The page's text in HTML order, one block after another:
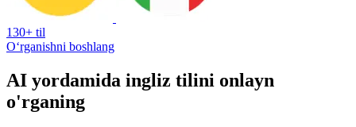
130+ til
Oʻrganishni boshlang
AI yordamida ingliz tilini onlayn
o'rganing